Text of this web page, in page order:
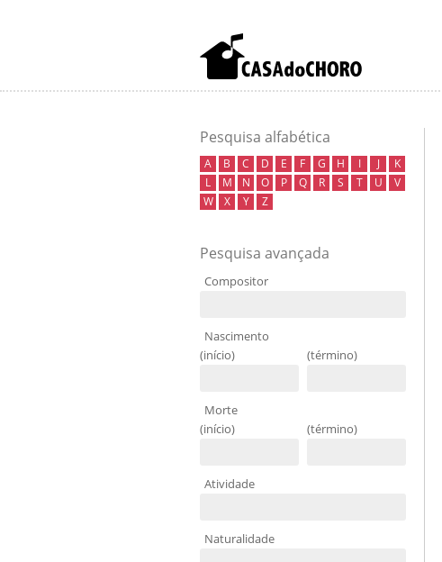
Pesquisa alfabética
A B C D E F G H I J
K
L
M N O P Q R S T U
V
W
X Y Z
Pesquisa avançada
Compositor
Nascimento
(início)
(término)
Morte
(início)
(término)
Atividade
Naturalidade